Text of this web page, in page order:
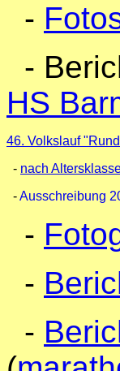
-
-
HS
46. Volkslauf
- nach
-Ausschreibung
-
-
-